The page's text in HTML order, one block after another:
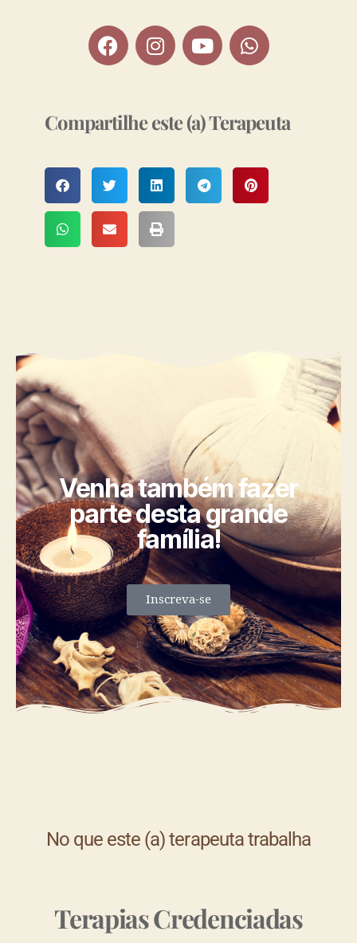
Compartilhe este (a) Terapeuta
Venha também fazer
parte desta grande
família!
Inscreva-se
No que este (a) terapeuta trabalha
Terapias Credenciadas